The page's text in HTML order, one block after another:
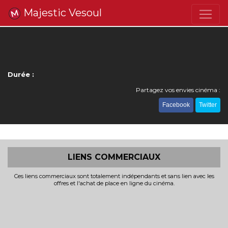
Majestic Vesoul
Durée :
Partagez vos envies cinéma :
Facebook Twitter
LIENS COMMERCIAUX
Ces liens commerciaux sont totalement indépendants et sans lien avec les
offres et l'achat de place en ligne du cinéma.